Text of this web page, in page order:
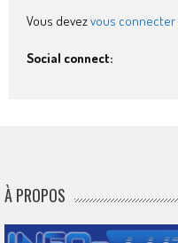
Vous devezvous connecter
Social connect:
À PROPOS